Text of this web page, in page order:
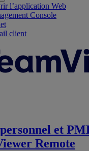
l’application Web
Console
client
et
Remote